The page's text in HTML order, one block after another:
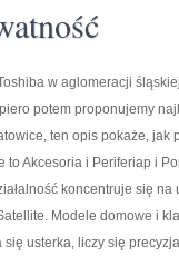
w aglomeracji
potem proponujemy
ten opis pokaże,
to Akcesoria i Periferiap i
koncentruje się
Modele domowe i
usterka, liczy się